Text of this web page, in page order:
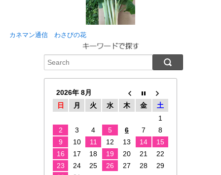
カネマン通信 わさびの花
2026年 8月
日
月 火 水 木 金
土
1
2
3 4 5 6 7
8
9
10 11 12 13 14
15
16
17 18 19 20 21
22
23
24 25 26 27 28
29